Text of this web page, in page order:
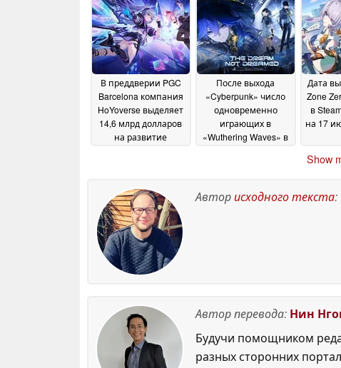
June 2026
В преддверии PGC
Barcelona компания
HoYoverse выделяет
14,6 млрд долларов
на развитие
После выхода
«Cyberpunk» число
одновременно
играющих в
«Wuthering Waves» в
Дата
Zone
в
на 17
Show
Авторисходного текста:
Автор перевода: Нин
Будучи помощником
разных сторонних